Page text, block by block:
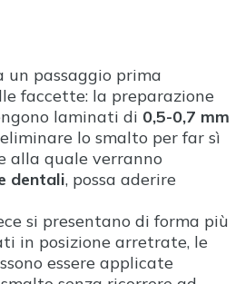
un passaggio prima
faccette: la preparazione
laminati di 0,5-0,7 mm
lo smalto per far sì
alla quale verranno
dentali, possa aderire
si presentano di forma più
in posizione arretrate, le
essere applicate